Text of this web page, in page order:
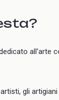
all'arte
gli